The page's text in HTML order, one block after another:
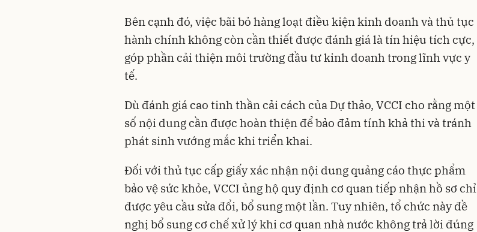
Bên cạnh đó, việc bãi bỏ hàng loạt điều kiện kinh doanh và thủ tục
hành chính không còn cần thiết được đánh giá là tín hiệu tích cực,
góp phần cải thiện môi trường đầu tư kinh doanh trong lĩnh vực y
tế.
Dù đánh giá cao tinh thần cải cách của Dự thảo, VCCI cho rằng một
số nội dung cần được hoàn thiện để bảo đảm tính khả thi và tránh
phát sinh vướng mắc khi triển khai.
Đối với thủ tục cấp giấy xác nhận nội dung quảng cáo thực phẩm
bảo vệ sức khỏe, VCCI ủng hộ quy định cơ quan tiếp nhận hồ sơ chỉ
được yêu cầu sửa đổi, bổ sung một lần. Tuy nhiên, tổ chức này đề
nghị bổ sung cơ chế xử lý khi cơ quan nhà nước không trả lời đúng